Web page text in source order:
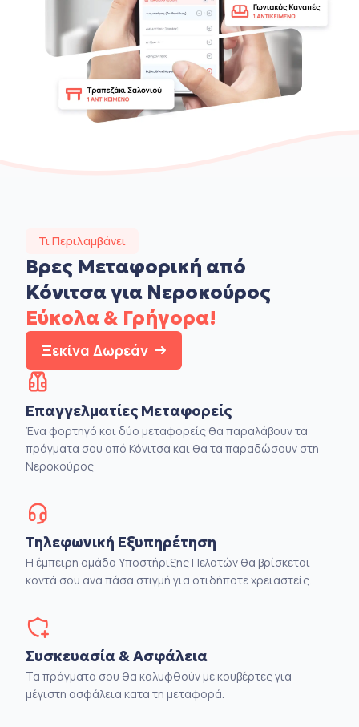
Τι Περιλαμβάνει
Βρες Μεταφορική από
Κόνιτσα για Νεροκούρος
Εύκολα & Γρήγορα!
Ξεκίνα Δωρεάν
Επαγγελματίες Μεταφορείς
Ένα φορτηγό και δύο μεταφορείς θα παραλάβουν τα
πράγματα σου από Κόνιτσα και θα τα παραδώσουν στη
Νεροκούρος
Τηλεφωνική Εξυπηρέτηση
Η έμπειρη ομάδα Υποστήριξης Πελατών θα βρίσκεται
κοντά σου ανα πάσα στιγμή για οτιδήποτε χρειαστείς.
Συσκευασία & Ασφάλεια
Τα πράγματα σου θα καλυφθούν με κουβέρτες για
μέγιστη ασφάλεια κατα τη μεταφορά.